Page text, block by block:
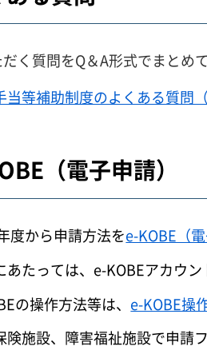
く質問をQ＆A形式でまとめ
当等補助制度のよくある質問
（電子申請）
度から申請方法をe-KOBE（電
あたっては、e-KOBEアカウ
の操作方法等は、 e-KOBE操
険施設、障害福祉施設で申請